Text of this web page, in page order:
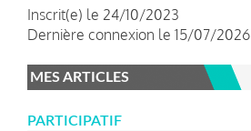
Inscrit(e) le 24/10/2023
Dernière connexion le 15/07/2026
MES ARTICLES
PARTICIPATIF